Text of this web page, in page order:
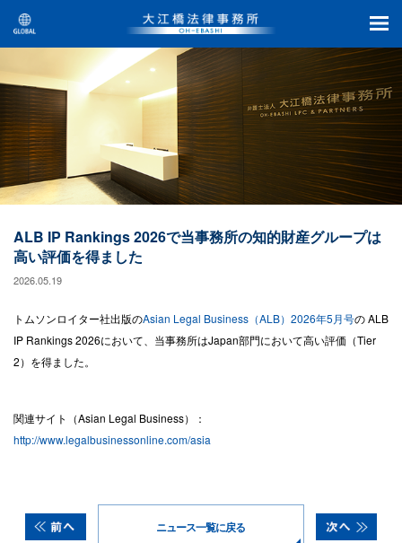
ALB IP Rankings 2026で当事務所の知的財産グループは
高い評価を得ました
2026.05.19
トムソンロイター社出版のAsian Legal Business（ALB）2026年5月号の ALB
IP Rankings 2026において、当事務所はJapan部門において高い評価（Tier
2）を得ました。
関連サイト（Asian Legal Business）：
http://www.legalbusinessonline.com/asia
ニュース一覧に戻る